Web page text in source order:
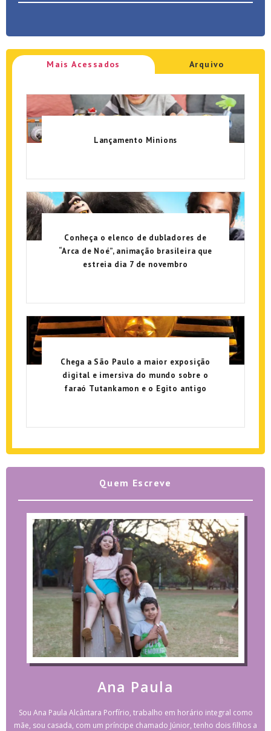
Mais Acessados Arquivo
Lançamento Minions
Conheça o elenco de dubladores de
“Arca de Noé”, animação brasileira que
estreia dia 7 de novembro
Chega a São Paulo a maior exposição
digital e imersiva do mundo sobre o
faraó Tutankamon e o Egito antigo
Quem Escreve
Ana Paula
Sou Ana Paula Alcântara Porfírio, trabalho em horário integral como
mãe, sou casada, com um príncipe chamado Júnior, tenho dois filhos a